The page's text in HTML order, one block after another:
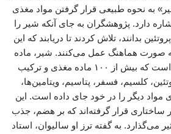
به نحوه طبیعی قرار گرفتن مواد مغذی
دارد. پژوهشگران به جای آنکه شیر را
بدانند، تلاش کردند تا دریابند که این
صورت هماهنگ عمل می‌کنند. شیر، ماده
غذایی بسیار پیچیده‌ای است که بیش از ۱۰۰ ماده مغذی و ترکیب
کلسیم، فسفر، پتاسیم، ویتامین‌ها،
مواد دیگر را در خود جای داده است. این
ساختاری قرار گرفته‌اند که بر هضم، جذب
می‌گذارد. به گفته ترز او سالیوان، استاد